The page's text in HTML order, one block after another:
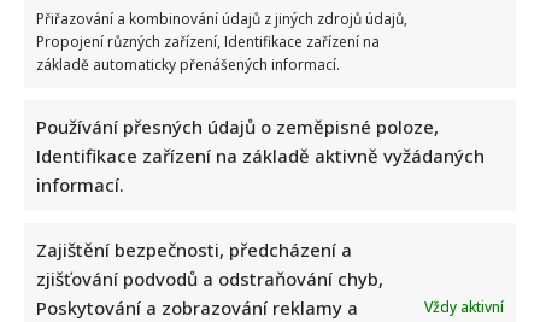
Přiřazování a kombinování údajů z jiných zdrojů údajů,
Propojení různých zařízení, Identifikace zařízení na
základě automaticky přenášených informací.
Používání přesných údajů o zeměpisné poloze,
Identifikace zařízení na základě aktivně vyžádaných
informací.
Zajištění bezpečnosti, předcházení a
zjišťování podvodů a odstraňování chyb,
Poskytování a zobrazování reklamy a
Vždy aktivní
Napsat komentář